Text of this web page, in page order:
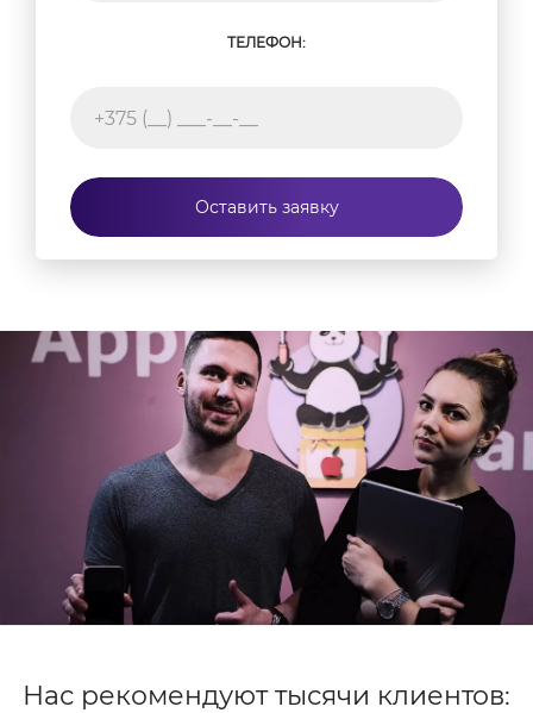
ТЕЛЕФОН:
Оставить заявку
Нас рекомендуют тысячи клиентов: